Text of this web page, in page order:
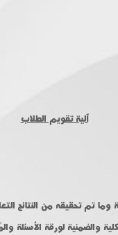
آلية تقويم الطلاب
تم تحقيقه من النتائج
والضمنية لورقة الأسئلة